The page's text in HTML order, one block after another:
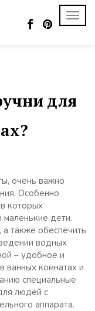
для
очень важно
Особенно
которых
дети.
а также обеспечить
водных
– удобное и
ванных комнатах и
специальные
людей с
аппарата.